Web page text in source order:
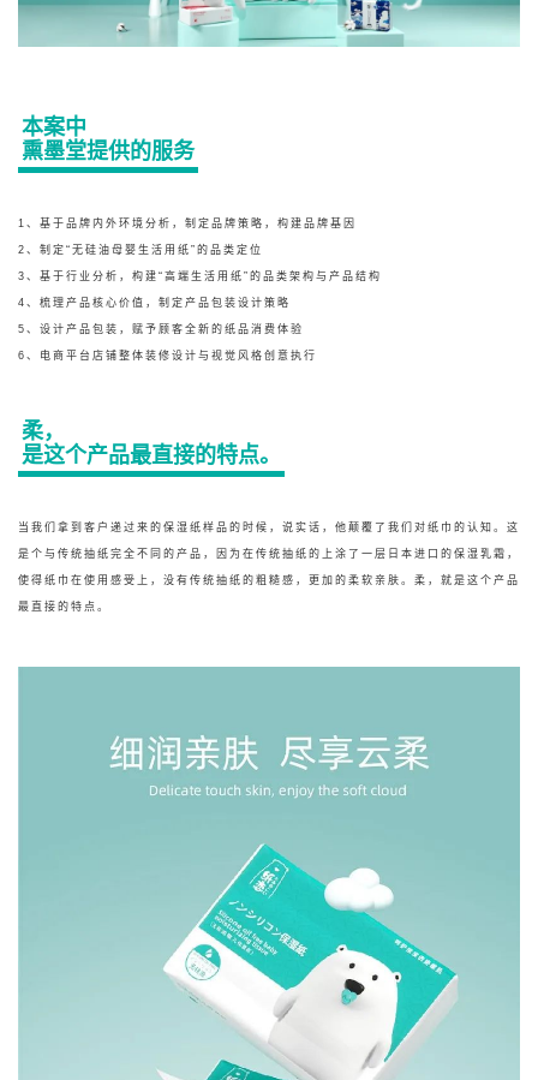
本案中
熏墨堂提供的服务
1、基于品牌内外环境分析，制定品牌策略，构建品牌基因
2、制定“无硅油母婴生活用纸”的品类定位
3、基于行业分析，构建“高端生活用纸”的品类架构与产品结构
4、梳理产品核心价值，制定产品包装设计策略
5、设计产品包装，赋予顾客全新的纸品消费体验
6、电商平台店铺整体装修设计与视觉风格创意执行
柔，
是这个产品最直接的特点。
当我们拿到客户递过来的保湿纸样品的时候，说实话，他颠覆了我们对纸巾的认知。这
是个与传统抽纸完全不同的产品，因为在传统抽纸的上涂了一层日本进口的保湿乳霜，
使得纸巾在使用感受上，没有传统抽纸的粗糙感，更加的柔软亲肤。柔，就是这个产品
最直接的特点。